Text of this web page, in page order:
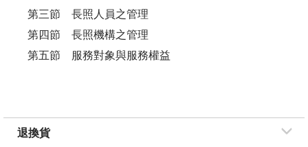
第三節 長照人員之管理
第四節 長照機構之管理
第五節 服務對象與服務權益
退換貨